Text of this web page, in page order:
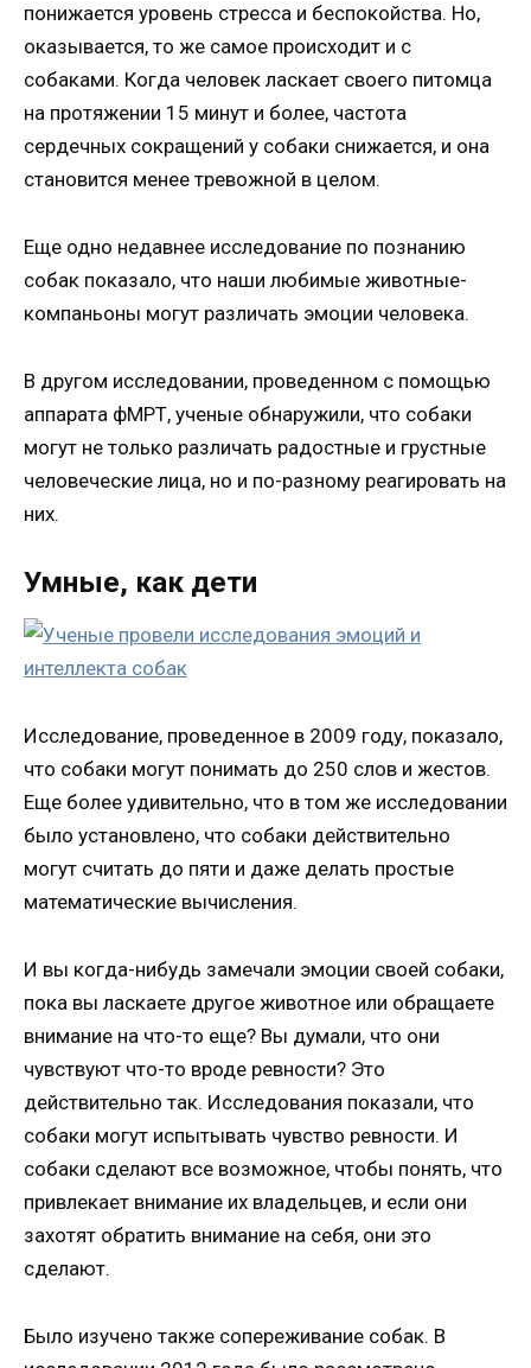
понижается уровень стресса и беспокойства. Но,
оказывается, то же самое происходит и с
собаками. Когда человек ласкает своего питомца
на протяжении 15 минут и более, частота
сердечных сокращений у собаки снижается, и она
становится менее тревожной в целом.
Еще одно недавнее исследование по познанию
собак показало, что наши любимые животные-
компаньоны могут различать эмоции человека.
В другом исследовании, проведенном с помощью
аппарата фМРТ, ученые обнаружили, что собаки
могут не только различать радостные и грустные
человеческие лица, но и по-разному реагировать на
них.
Умные, как дети
Исследование, проведенное в 2009 году, показало,
что собаки могут понимать до 250 слов и жестов.
Еще более удивительно, что в том же исследовании
было установлено, что собаки действительно
могут считать до пяти и даже делать простые
математические вычисления.
И вы когда-нибудь замечали эмоции своей собаки,
пока вы ласкаете другое животное или обращаете
внимание на что-то еще? Вы думали, что они
чувствуют что-то вроде ревности? Это
действительно так. Исследования показали, что
собаки могут испытывать чувство ревности. И
собаки сделают все возможное, чтобы понять, что
привлекает внимание их владельцев, и если они
захотят обратить внимание на себя, они это
сделают.
Было изучено также сопереживание собак. В